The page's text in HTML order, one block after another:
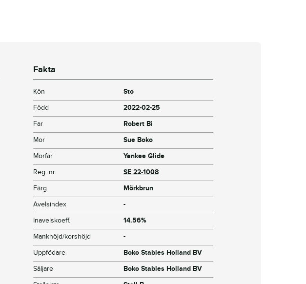
Fakta
Kön
Sto
Född
2022-02-25
Far
Robert Bi
Mor
Sue Boko
Morfar
Yankee Glide
Reg. nr.
SE 22-1008
Färg
Mörkbrun
Avelsindex
-
Inavelskoeff.
14.56%
Mankhöjd/korshöjd
-
Uppfödare
Boko Stables Holland BV
Säljare
Boko Stables Holland BV